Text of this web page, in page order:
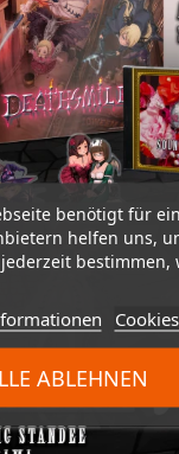
benötigt für
helfen uns,
ABLEHNEN